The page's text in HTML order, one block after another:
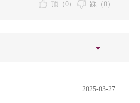
顶（0） 踩（0）
2025-03-27